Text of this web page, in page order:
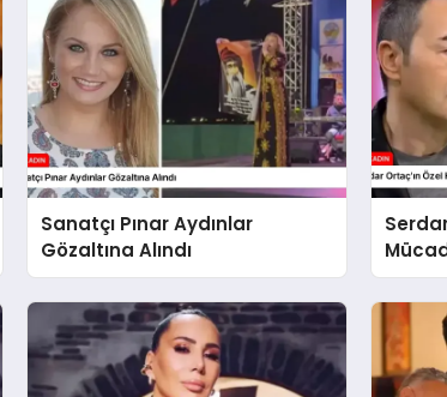
Sanatçı Pınar Aydınlar
Gözaltına Alındı